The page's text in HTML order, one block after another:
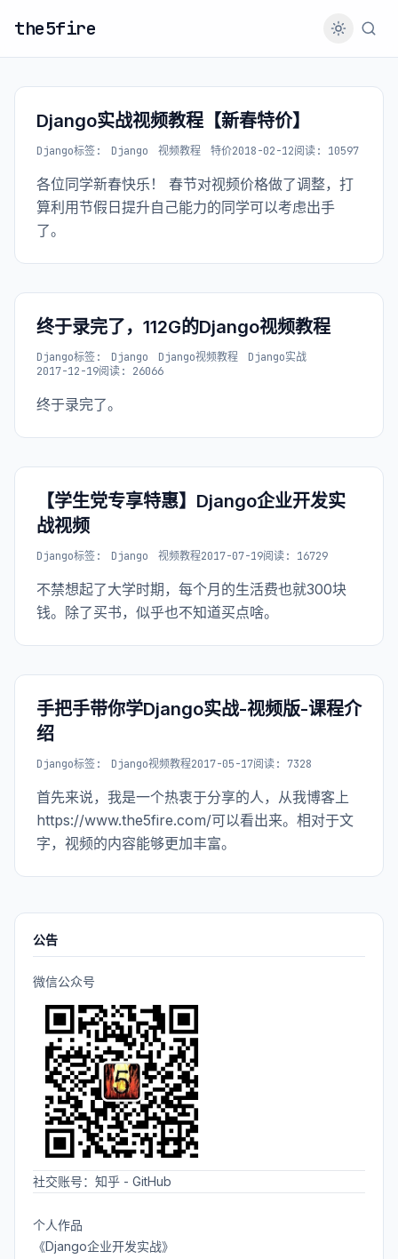
the5fire
Django实战视频教程【新春特价】
Django标签: Django 视频教程 特价2018-02-12阅读: 10597
各位同学新春快乐！ 春节对视频价格做了调整，打
算利用节假日提升自己能力的同学可以考虑出手
了。
终于录完了，112G的Django视频教程
Django标签: Django Django视频教程
Django实战
2017-12-19阅读: 26066
终于录完了。
【学生党专享特惠】Django企业开发实
战视频
Django标签: Django 视频教程2017-07-19阅读: 16729
不禁想起了大学时期，每个月的生活费也就300块
钱。除了买书，似乎也不知道买点啥。
手把手带你学Django实战-视频版-课程介
绍
Django标签: Django视频教程2017-05-17阅读: 7328
首先来说，我是一个热衷于分享的人，从我博客上
https://www.the5fire.com/可以看出来。相对于文
字，视频的内容能够更加丰富。
公告
微信公众号
社交账号： 知乎 - GitHub
个人作品
《Django企业开发实战》